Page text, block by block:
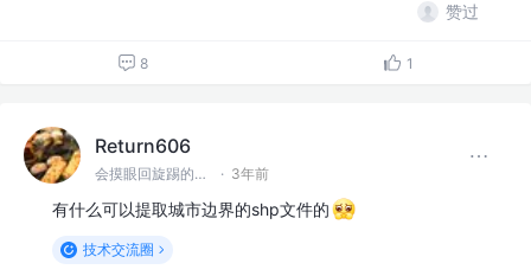
赞过
8 1
Return606
会摸眼回旋踢的前端一枚呀 · 3年前
有什么可以提取城市边界的shp文件的
技术交流圈